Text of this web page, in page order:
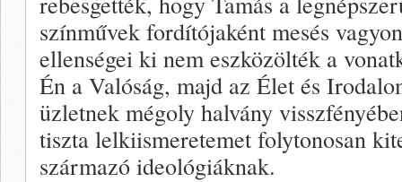
színművek fordítójaként mesés
ellenségei ki nem eszközölték a
Én a Valóság, majd az Élet és
üzletnek mégoly halvány
tiszta lelkiismeretemet folytonosan
származó ideológiáknak.